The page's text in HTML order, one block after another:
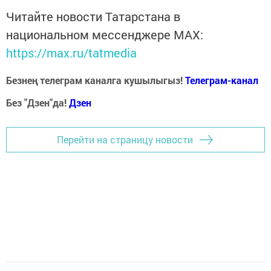
Читайте новости Татарстана в
национальном мессенджере MАХ:
https://max.ru/tatmedia
Безнең телеграм каналга кушылыгыз!Телеграм-канал
Без "Дзен"да!Дзен
Перейти на страницу новости